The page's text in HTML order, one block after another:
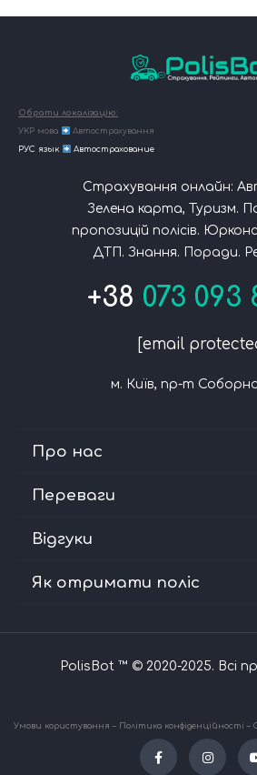
Обрати локалізацію:
УКР мова
Автострахування
РУС язык
Автострахование
Страхування онлайн:
Зелена карта, Туризм.
пропозицій полісів.
ДТП. Знання. Поради.
+38 073 093
[email
м. Київ, пр-т
Про нас
Переваги
Відгуки
Як отримати поліс
PolisBot ™ © 2020-2025. Всі
Умови користування – Політика конфіденційності –